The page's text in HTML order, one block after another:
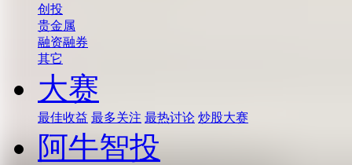
创投
贵金属
融资融券
其它
大赛
最佳收益 最多关注 最热讨论 炒股大赛
阿牛智投